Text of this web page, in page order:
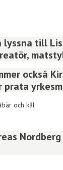
till
också
prata